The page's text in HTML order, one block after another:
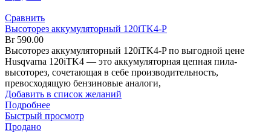
Сравнить
Высоторез аккумуляторный 120iTK4-P
Br590.00
Высоторез аккумуляторный 120iTK4-P по выгодной цене
Husqvarna 120iTK4 — это аккумуляторная цепная пила-
высоторез, сочетающая в себе производительность,
превосходящую бензиновые аналоги,
Добавить в список желаний
Подробнее
Быстрый просмотр
Продано